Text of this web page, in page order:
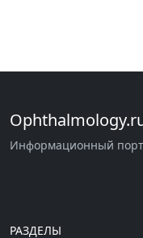
Информационный
РАЗДЕЛЫ